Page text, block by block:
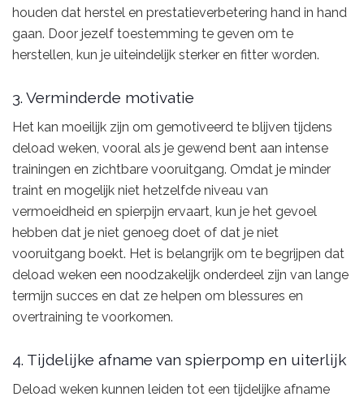
houden dat herstel en prestatieverbetering hand in hand
gaan. Door jezelf toestemming te geven om te
herstellen, kun je uiteindelijk sterker en fitter worden.
3. Verminderde motivatie
Het kan moeilijk zijn om gemotiveerd te blijven tijdens
deload weken, vooral als je gewend bent aan intense
trainingen en zichtbare vooruitgang. Omdat je minder
traint en mogelijk niet hetzelfde niveau van
vermoeidheid en spierpijn ervaart, kun je het gevoel
hebben dat je niet genoeg doet of dat je niet
vooruitgang boekt. Het is belangrijk om te begrijpen dat
deload weken een noodzakelijk onderdeel zijn van lange
termijn succes en dat ze helpen om blessures en
overtraining te voorkomen.
4. Tijdelijke afname van spierpomp en uiterlijk
Deload weken kunnen leiden tot een tijdelijke afname